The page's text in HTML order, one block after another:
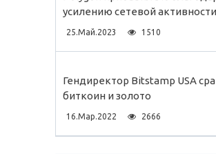
усилению сетевой активности
25.Май.2023 1510
Гендиректор Bitstamp USA
биткоин и золото
16.Мар.2022 2666